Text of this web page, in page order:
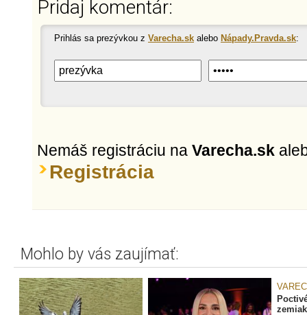
Pridaj komentár:
Prihlás sa prezývkou z Varecha.sk alebo Nápady.Pravda.sk:
Nemáš registráciu na Varecha.sk
Registrácia
Mohlo by vás zaujímať: